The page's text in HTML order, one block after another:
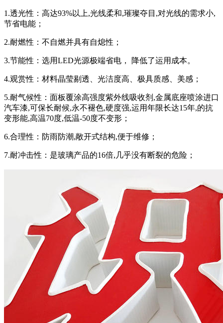
1.透光性：高达93%以上,光线柔和,璀璨夺目,对光线的需求小,
节省电能；
2.耐燃性：不自燃并具有自熄性；
3.节能性：选用LED光源极端省电， 降低了运用成本。
4.观赏性：材料晶莹剔透、光洁度高、极具质感、美感；
5.耐气候性：面板覆涂高强度紫外线吸收剂,金属底座喷涂进口
汽车漆,可保长耐候,永不褪色,硬度强,运用年限长达15年,的抗
变形能,高温70度,低温-50度不变形；
6.合理性：防雨防潮,敞开式结构,便于维修；
7.耐冲击性：是玻璃产品的16倍,几乎没有断裂的危险；